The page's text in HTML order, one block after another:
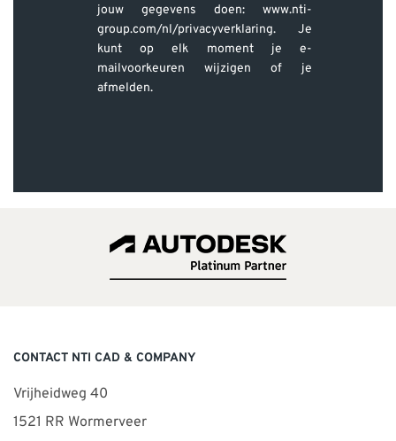
jouw gegevens doen: www.nti-
group.com/nl/privacyverklaring. Je
kunt op elk moment je e-
mailvoorkeuren wijzigen of je
afmelden.
CONTACT NTI CAD & COMPANY
Vrijheidweg 40
1521 RR Wormerveer